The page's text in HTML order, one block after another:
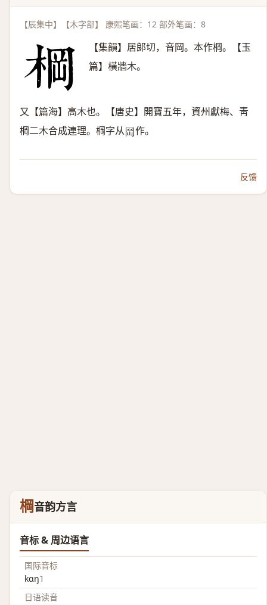
【辰集中】【木字部】 康熙笔画：12 部外笔画：8
【集韻】居郞切，音岡。本作棡。【玉
篇】橫牆木。
又【篇海】高木也。【唐史】開寶五年，資州獻梅、靑
棡二木合成連理。棡字从𡶬 作。
反馈
棡音韵方言
音标 & 周边语言
国际音标
kɑŋ˥
日语读音